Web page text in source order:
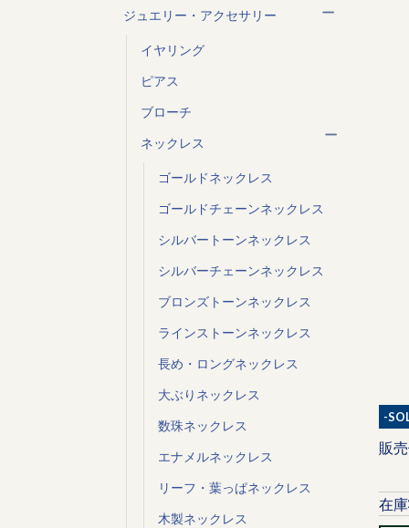
-
販
在
ジュエリー・アクセサリー
イヤリング
ピアス
ブローチ
ネックレス
ゴールドネックレス
ゴールドチェーンネックレス
シルバートーンネックレス
シルバーチェーンネックレス
ブロンズトーンネックレス
ラインストーンネックレス
長め・ロングネックレス
大ぶりネックレス
数珠ネックレス
エナメルネックレス
リーフ・葉っぱネックレス
木製ネックレス